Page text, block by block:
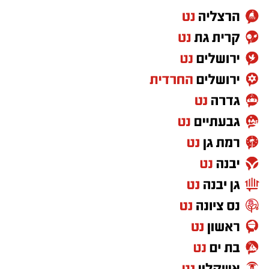
לחקירה.
הפעילות המוצלחת בצומת בית קמה מצטרפת
לפשיטה נוספת שנערכה באזור התעשייה ברהט על
ידי בלשי התחנה המקומית, בשילוב לוחמי המשמר
הלאומי דרום. הכוחות חשפו עסק מחתרתי ופיראטי
להמרת כספים שהעניק שירותים ללא כל היתר,
ונוהל כולו מתוך רכב.
במהלך פשיטה על הרכב נתפסו סכומי כסף גדולים
דולרים ואירו. השוטרים עצרו את שני מפעילי
נלקחו להמשך חקירה. ממשטרת ישראל נמסר כי
היא תמשיך לפעול בנחישות וביוזמה התקפית נגד
עבירות סמים, פשיעה כלכלית וגורמים עברייניים,